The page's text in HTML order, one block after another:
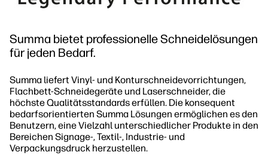
Summa bietet professionelle Schneidelösungen
für jeden Bedarf.
Summa liefert Vinyl- und Konturschneidevorrichtungen,
Flachbett-Schneidegeräte und Laserschneider, die
höchste Qualitätsstandards erfüllen. Die konsequent
bedarfsorientierten Summa Lösungen ermöglichen es den
Benutzern, eine Vielzahl unterschiedlicher Produkte in den
Bereichen Signage-, Textil-, Industrie- und
Verpackungsdruck herzustellen.